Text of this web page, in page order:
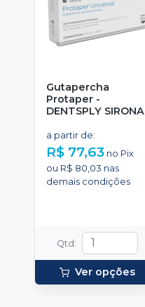
Gutapercha
Protaper -
DENTSPLY SIRONA
a partir de:
R$ 77,63 no Pix
ou R$ 80,03 nas
demais condições
Qtd:
Ver opções